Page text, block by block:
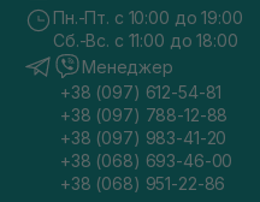
Пн.-Пт. с 10:00 до 19:00
Сб.-Вс. с 11:00 до 18:00
Менеджер
+38 (097) 612-54-81
+38 (097) 788-12-88
+38 (097) 983-41-20
+38 (068) 693-46-00
+38 (068) 951-22-86